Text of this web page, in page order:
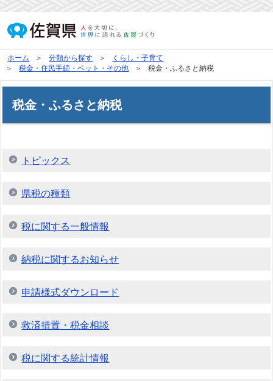
ホーム 分類から探す
くらし・子育て
税金・住民手続・ペット・その他
税金・ふるさと納税
税金・ふるさと納税
トピックス
県税の種類
税に関する一般情報
納税に関するお知らせ
申請様式ダウンロード
救済措置・税金相談
税に関する統計情報